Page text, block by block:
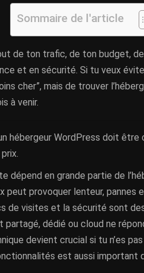
Sommaire de l'article
de ton trafic, de ton budget,
et en sécurité. Si tu veux
cher”, mais de trouver
à venir.
hébergeur WordPress doit être
dépend en grande partie de
peut provoquer lenteur, pannes
de visites et la sécurité sont
partagé, dédié ou cloud ne
devient crucial si tu n’es
est aussi important